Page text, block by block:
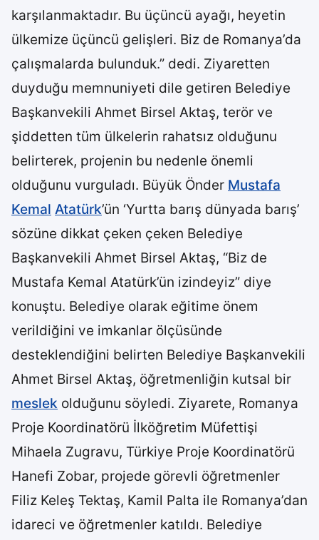
karşılanmaktadır. Bu üçüncü ayağı, heyetin
ülkemize üçüncü gelişleri. Biz de Romanya’da
çalışmalarda bulunduk.” dedi. Ziyaretten
duyduğu memnuniyeti dile getiren Belediye
Başkanvekili Ahmet Birsel Aktaş, terör ve
şiddetten tüm ülkelerin rahatsız olduğunu
belirterek, projenin bu nedenle önemli
olduğunu vurguladı. Büyük Önder Mustafa
Kemal Atatürk’ün ‘Yurtta barış dünyada barış’
sözüne dikkat çeken çeken Belediye
Başkanvekili Ahmet Birsel Aktaş, “Biz de
Mustafa Kemal Atatürk’ün izindeyiz” diye
konuştu. Belediye olarak eğitime önem
verildiğini ve imkanlar ölçüsünde
desteklendiğini belirten Belediye Başkanvekili
Ahmet Birsel Aktaş, öğretmenliğin kutsal bir
meslek olduğunu söyledi. Ziyarete, Romanya
Proje Koordinatörü İlköğretim Müfettişi
Mihaela Zugravu, Türkiye Proje Koordinatörü
Hanefi Zobar, projede görevli öğretmenler
Filiz Keleş Tektaş, Kamil Palta ile Romanya’dan
idareci ve öğretmenler katıldı. Belediye